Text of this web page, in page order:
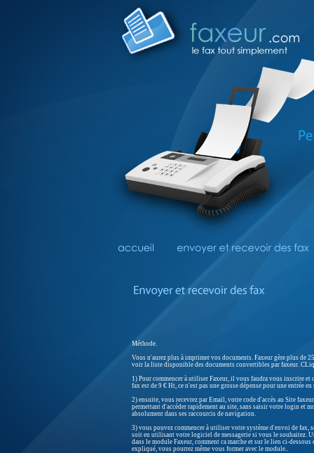
Méthode.
Vous n'aurez plus à imprimer vos documents. Faxeur gère plus de
voir la liste disponible des documents convertibles par faxeur.
1) Pour commencer à utiliser Faxeur, il vous faudra vous inscrire et
fax est de 9 € Ht, ce n'est pas une grosse dépense pour une entrée en
2) ensuite, vous recevrez par Email, votre code d'accès au Site
permettant d'accéder rapidement au site, sans saisir votre login et
absolument dans ses raccourcis de navigation.
3) vous pouvez commencer à utiliser votre système d'envoi de fax,
soit en utilisant votre logiciel de messagerie si vous le souhaitez.
dans le module Faxeur, comment ca marche et sur le lien ci-dessous
expliqué, vous pourrez même vous former avec le module..